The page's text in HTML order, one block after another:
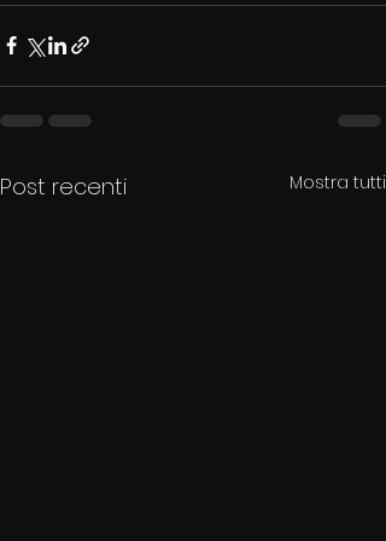
Post recenti Mostra tutti